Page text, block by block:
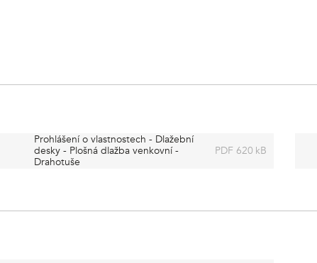
Prohlášení o vlastnostech - Dlažební
desky - Plošná dlažba venkovní -
Drahotuše
PDF 620 kB